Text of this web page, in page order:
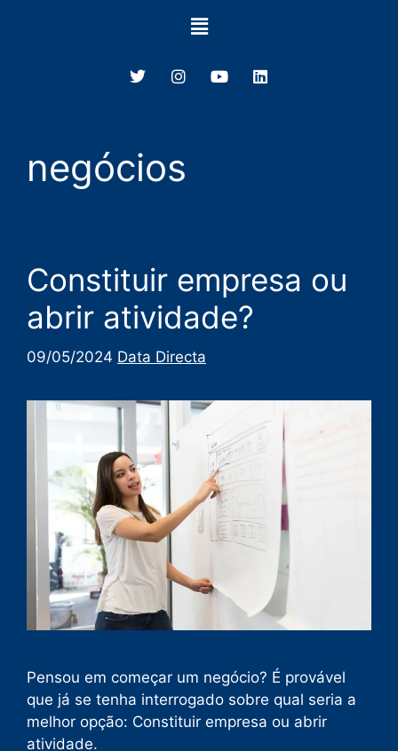
negócios
Constituir empresa ou
abrir atividade?
09/05/2024 Data Directa
Pensou em começar um negócio? É provável
que já se tenha interrogado sobre qual seria a
melhor opção: Constituir empresa ou abrir
atividade.